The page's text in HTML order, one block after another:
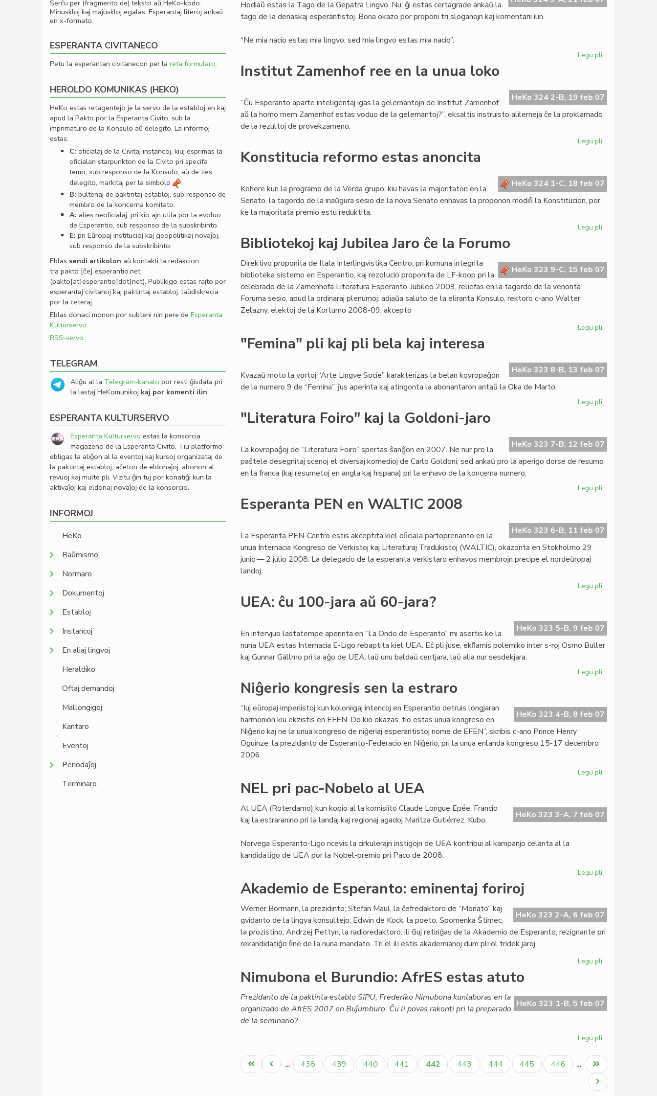
Hodiaŭ estas la Tago de la Gepatra Lingvo. Nu, ĝi estas certagrade ankaŭ la
tago de la denaskaj esperantistoj. Bona okazo por proponi tri sloganojn kaj komentarii ilin.
“Ne mia nacio estas mia lingvo, sed mia lingvo estas mia nacio”.
Legu pli
Gepatra
Lingvo:
Institut Zamenhof ree en la unua loko
HeKo 324 2-B, 19 feb 07
“Ĉu Esperanto aparte inteligentaj igas la gelernantojn de Institut Zamenhof
aŭ la homo mem Zamenhof estas voduo de la gelernantoj?”, eksaltis instruisto alilerneja ĉe la proklamado
de la rezultoj de provekzameno.
Legu pli
en
la
Konstitucia reformo estas anoncita
HeKo 324 1-C, 18 feb 07
Kohere kun la programo de la Verda grupo, kiu havas la majoritaton en la
Senato, la tagordo de la inaŭgura sesio de la nova Senato enhavas la proponon modiﬁ la Konstitucion, por
ke la majoritata premio estu reduktita.
Legu pli
anoncita
Bibliotekoj kaj Jubilea Jaro ĉe la Forumo
HeKo 323 9-C, 15 feb 07
Direktivo proponita de Itala Interlingvistika Centro, pri komuna integrita
biblioteka sistemo en Esperantio, kaj rezolucio proponita de LF-koop pri la
celebrado de la Zamenhofa Literatura Esperanto-Jubileo 2009, reliefas en la tagordo de la venonta
Foruma sesio, apud la ordinaraj plenumoj: adiaŭa saluto de la eliranta Konsulo, rektoro c-ano Walter
Zelazny, elektoj de la Kortumo 2008-09, akcepto
Legu pli
Jaro
ĉe
"Femina" pli kaj pli bela kaj interesa
HeKo 323 8-B, 13 feb 07
Kvazaŭ moto la vortoj “Arte Lingve Socie” karakterizas la belan kovropaĝon
de la numero 9 de “Femina”, ĵus aperinta kaj atingonta la abonantaron antaŭ la Oka de Marto.
Legu pli
pli
bela
kaj
"Literatura Foiro" kaj la Goldoni-jaro
HeKo 323 7-B, 12 feb 07
La kovropaĝoj de “Literatura Foiro” spertas ŝanĝon en 2007. Ne nur pro la
paŝtele desegnitaj scenoj el diversaj komedioj de Carlo Goldoni, sed ankaŭ pro la aperigo dorse de resumo
en la franca (kaj resumetoj en angla kaj hispana) pri la enhavo de la koncerna numero.
Legu pli
la
Goldoni-
Esperanta PEN en WALTIC 2008
HeKo 323 6-B, 11 feb 07
La Esperanta PEN-Centro estis akceptita kiel oﬁciala partoprenanto en la
unua Internacia Kongreso de Verkistoj kaj Literaturaj Tradukistoj (WALTIC), okazonta en Stokholmo 29
junio — 2 julio 2008. La delegacio de la esperanta verkistaro enhavos membrojn precipe el nordeŭropaj
landoj.
Legu pli
WALTIC
2008
UEA: ĉu 100-jara aŭ 60-jara?
HeKo 323 5-B, 9 feb 07
En intervjuo lastatempe aperinta en “La Ondo de Esperanto” mi asertis ke la
nuna UEA estas Internacia E-Ligo rebaptita kiel UEA. Eĉ pli ĵuse, ekﬂamis polemiko inter s-roj Osmo Buller
kaj Gunnar Gällmo pri la aĝo de UEA: laŭ unu baldaŭ centjara, laŭ alia nur sesdekjara.
Legu pli
jara
aŭ
Niĝerio kongresis sen la estraro
HeKo 323 4-B, 8 feb 07
“Iuj eŭropaj imperiistoj kun koloniigaj intencoj en Esperantio detruis longjaran
harmonion kiu ekzistis en EFEN. Do kio okazas, tio estas unua kongreso en
Niĝerio kaj ne la unua kongreso de niĝeriaj esperantistoj nome de EFEN”, skribis c-ano Prince Henry
Oguinze, la prezidanto de Esperanto-Federacio en Niĝerio, pri la unua enlanda kongreso 15-17 decembro
2006.
Legu pli
la
estraro
NEL pri pac-Nobelo al UEA
HeKo 323 3-A, 7 feb 07
Al UEA (Roterdamo) kun kopio al la komisiito Claude Longue Epée, Francio
kaj la estraranino pri la landaj kaj regionaj agadoj Maritza Gutiérrez, Kubo.
Norvega Esperanto-Ligo ricevis la cirkulerajn instigojn de UEA kontribui al kampanjo celanta al la
kandidatigo de UEA por la Nobel-premio pri Paco de 2008.
Legu pli
Nobelo
al
UEA
Akademio de Esperanto: eminentaj foriroj
HeKo 323 2-A, 6 feb 07
Werner Bormann, la prezidinto; Stefan Maul, la ĉefredaktoro de “Monato” kaj
gvidanto de la lingva konsultejo; Edwin de Kock, la poeto; Spomenka Ŝtimec,
la prozistino; Andrzej Pettyn, la radioredaktoro: ili ĉiuj retiriĝas de la Akademio de Esperanto, rezignante pri
rekandidatiĝo ﬁne de la nuna mandato. Tri el ili estis akademianoj dum pli ol tridek jaroj.
Legu pli
eminentaj
foriroj
Nimubona el Burundio: AfrES estas atuto
HeKo 323 1-B, 5 feb 07
Prezidanto de la paktinta establo SIPU, Frederiko Nimubona kunlaboras en la
organizado de AfrES 2007 en Buĵumburo. Ĉu li povas rakonti pri la preparado
de la seminario?
Legu pli
el
Burundio:
AfrES
estas
Pagination
Unua
paĝo
Antaŭa
paĝo
… Paĝo
438 Paĝo
439 Paĝo
440 Paĝo
441
Aktuala
paĝo
442 Paĝo
443 Paĝo
444 Paĝo
445 Paĝo
446 …
Last
page
Next
page
Serĉu per (fragmento de) teksto aŭ HeKo-kodo.
Minuskloj kaj majuskloj egalas. Esperantaj literoj ankaŭ
en x-formato.
ESPERANTA CIVITANECO
Petu la esperantan civitanecon per la reta formularo.
HEROLDO KOMUNIKAS (HEKO)
HeKo estas retagentejo je la servo de la establoj en kaj
apud la Pakto por la Esperanta Civito, sub la
imprimaturo de la Konsulo aŭ delegito. La informoj
estas:
C: oﬁcialaj de la Civitaj instancoj, kiuj esprimas la
oﬁcialan starpunkton de la Civito pri specifa
temo, sub responso de la Konsulo, aŭ de ties
delegito, markitaj per la simbolo
.
B: bultenaj de paktintaj establoj, sub responso de
membro de la koncerna komitato.
A: alies neoﬁcialaj, pri kio ajn utila por la evoluo
de Esperantio, sub responso de la subskribinto.
E: pri Eŭropaj institucioj kaj geopolitikaj novaĵoj,
sub responso de la subskribinto.
Eblas sendi artikolon aŭ kontakti la redakcion
tra pakto [ĉe] esperantio.net
(pakto[at]esperantio[dot]net). Publikigo estas rajto por
esperantaj civitanoj kaj paktintaj establoj, laŭdiskrecia
por la ceteraj.
Eblas donaci monon por subteni nin pere de Esperanta
Kulturservo.
RSS-servo
TELEGRAM
Aliĝu al la Telegram-kanalo por resti ĝisdata pri
la lastaj HeKomunikoj kaj por komenti ilin.
ESPERANTA KULTURSERVO
Esperanta Kulturservo estas la konsorcia
magazeno de la Esperanta Civito. Tiu platformo
ebligas la aliĝon al la eventoj kaj kursoj organizataj de
la paktintaj establoj, aĉeton de eldonaĵoj, abonon al
revuoj kaj multe pli. Vizitu ĝin tuj por konatiĝi kun la
aktivaĵoj kaj eldonaj novaĵoj de la konsorcio.
INFORMOJ
HeKo
Raŭmismo
Normaro
Dokumentoj
Establoj
Instancoj
En aliaj lingvoj
Heraldiko
Oftaj demandoj
Mallongigoj
Kantaro
Eventoj
Periodaĵoj
Terminaro